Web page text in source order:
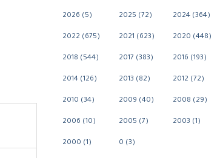
2026 (5) 2025 (72) 2024 (364)
2022 (675) 2021 (623) 2020 (448)
2018 (544) 2017 (383) 2016 (193)
2014 (126) 2013 (82) 2012 (72)
2010 (34) 2009 (40) 2008 (29)
2006 (10) 2005 (7) 2003 (1)
2000 (1) 0 (3)